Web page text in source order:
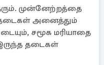
முன்னேற்றத்தை
தடைகள் அனைத்தும்
சமூக மரியாதை
தடைகள்